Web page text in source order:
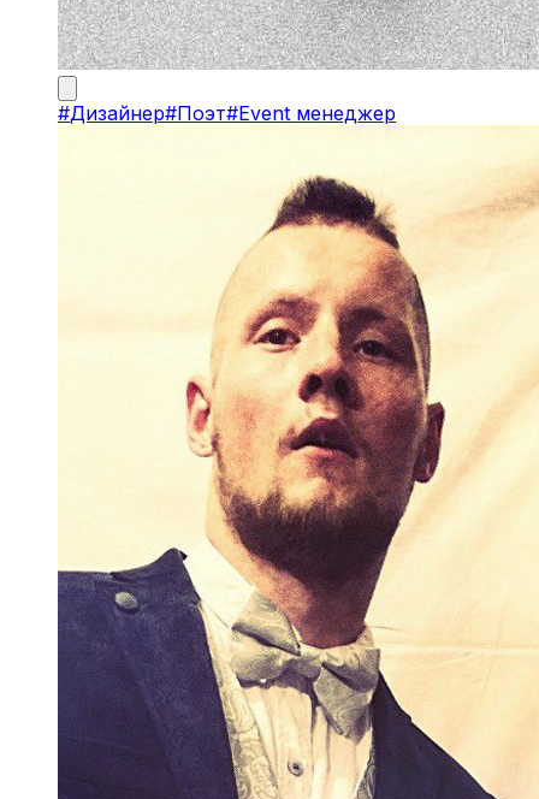
#Дизайнер#Поэт#Event менеджер